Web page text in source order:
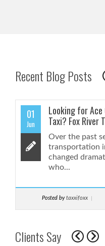
Recent Blog Posts
01
Jun
Looking for Ace
Taxi? Fox River
Over the past
transportation
changed
who...
Posted bytaxxifoxx
Clients Say